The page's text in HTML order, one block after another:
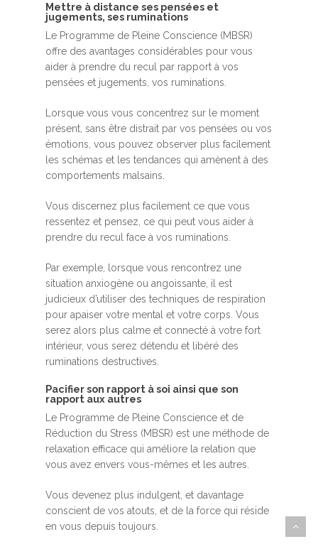
Mettre à distance ses pensées et
jugements, ses ruminations
Le Programme de Pleine Conscience (MBSR)
offre des avantages considérables pour vous
aider à prendre du recul par rapport à vos
pensées et jugements, vos ruminations.
Lorsque vous vous concentrez sur le moment
présent, sans être distrait par vos pensées ou vos
émotions, vous pouvez observer plus facilement
les schémas et les tendances qui amènent à des
comportements malsains.
Vous discernez plus facilement ce que vous
ressentez et pensez, ce qui peut vous aider à
prendre du recul face à vos ruminations.
Par exemple, lorsque vous rencontrez une
situation anxiogène ou angoissante, il est
judicieux d’utiliser des techniques de respiration
pour apaiser votre mental et votre corps. Vous
serez alors plus calme et connecté à votre fort
intérieur, vous serez détendu et libéré des
ruminations destructives.
Pacifier son rapport à soi ainsi que son
rapport aux autres
Le Programme de Pleine Conscience et de
Réduction du Stress (MBSR) est une méthode de
relaxation efficace qui améliore la relation que
vous avez envers vous-mêmes et les autres.
Vous devenez plus indulgent, et davantage
conscient de vos atouts, et de la force qui réside
en vous depuis toujours.